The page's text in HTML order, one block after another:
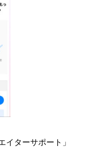
イターサポート」